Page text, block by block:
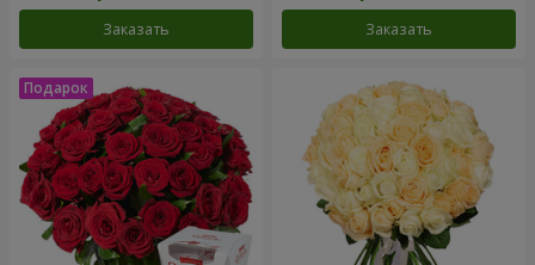
Заказать Заказать